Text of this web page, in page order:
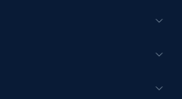
Initial price, Final